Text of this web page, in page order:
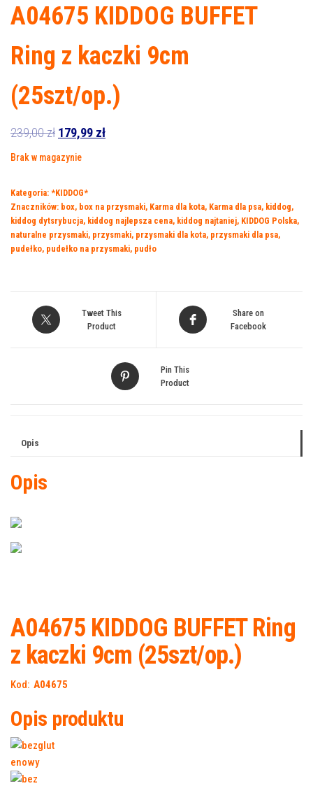
A04675 KIDDOG BUFFET
Ring z kaczki 9cm
(25szt/op.)
239,00zł Pierwotna
cena
239,00 zł.
179,99 złAktualna
Brak w magazynie
Kategoria: *KIDDOG*
Znaczników: box, box na przysmaki, Karma dla kota, Karma dla psa, kiddog,
kiddog dytsrybucja, kiddog najlepsza cena, kiddog najtaniej, KIDDOG Polska,
naturalne przysmaki, przysmaki, przysmaki dla kota, przysmaki dla psa,
pudełko, pudełko na przysmaki, pudło
Tweet This
Product
Share on
Facebook
Pin This
Product
Opis
Opis
A04675 KIDDOG BUFFET Ring
z kaczki 9cm (25szt/op.)
Kod: A04675
Opis produktu